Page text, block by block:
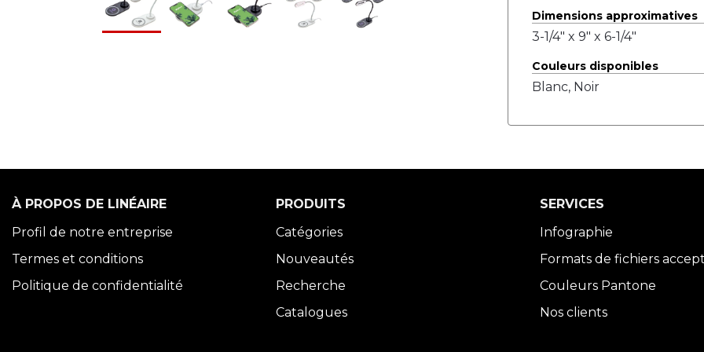
Dimensions approximatives
3-1/4" x 9" x 6-1/4"
Couleurs disponibles
Blanc, Noir
À PROPOS DE LINÉAIRE
Profil de notre entreprise
Termes et conditions
Politique de confidentialité
PRODUITS
Catégories
Nouveautés
Recherche
Catalogues
SERVICES
Infographie
Formats de fichiers
Couleurs Pantone
Nos clients